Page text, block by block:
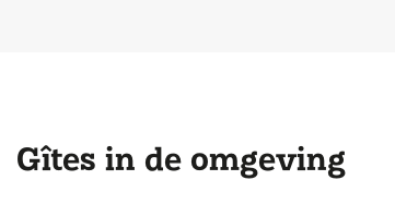
Gîtes in de omgeving